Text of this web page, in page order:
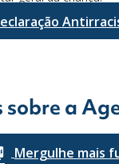
sobre a
Mergulhe mais